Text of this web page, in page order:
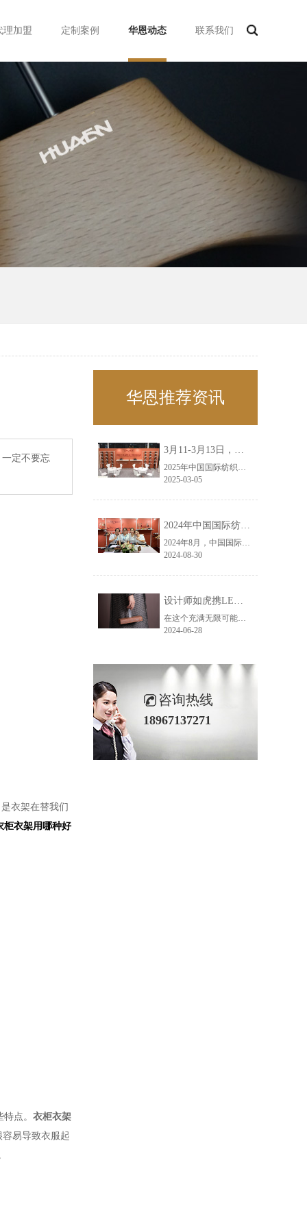
理加盟 定制案例 华恩动态 联系我们
定不要忘
衣架在替我们
柜衣架用哪种好
点。 衣柜衣架
易导致衣服起
华恩推荐资讯
3月11-3月13日，华恩诚邀您共赴上海面辅料春夏展——华恩
2025年中国国际纺织面料及辅料（春夏）博览会即将盛大开启！感谢您对华恩品牌的关注！3.11-3.13，杭州华恩（LEMONLEE）诚邀您共赴这场春日的宴会！
2025-03-05
2024年中国国际纺织面料及辅料（秋冬）博览会完美收官！——华恩
2024年8月，中国国际纺织面料及辅料（秋冬）博览会完美收官！作为一家拥有30年历史的专业衣架制造商，我们非常荣幸能够参与这一盛会，并在此期间与众多客户进行了广泛而深入的交流。
2024-08-30
设计师如虎携LEMONLEE红雪松礼盒荣获第六届未来·已来香港新锐当代设计奖铜奖
在这个充满无限可能的2024年夏季，LEMONLEE品牌设计师如虎以其非凡的创意与对自然的深刻理解，精心打造的红雪松木球礼盒，在“2024未来·已来——第六届香港新锐当代设计奖”中摘得铜奖。这不仅是对设计师如虎原创设计能力的嘉奖，更是对LEMONLEE品牌的高度认可。
2024-06-28
咨询热线
18967137271